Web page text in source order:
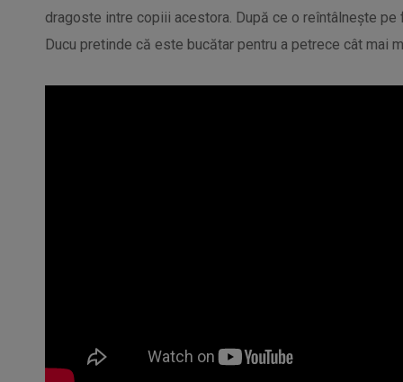
dragoste intre copiii acestora. După ce o reîntâlnește
Ducu pretinde că este bucătar pentru a petrece cât mai